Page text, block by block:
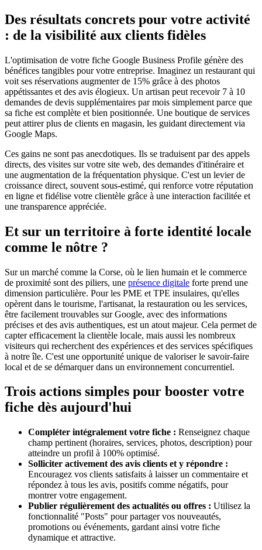
Des résultats concrets pour votre activité
: de la visibilité aux clients fidèles
L'optimisation de votre fiche Google Business Profile génère des
bénéfices tangibles pour votre entreprise. Imaginez un restaurant qui
voit ses réservations augmenter de 15% grâce à des photos
appétissantes et des avis élogieux. Un artisan peut recevoir 7 à 10
demandes de devis supplémentaires par mois simplement parce que
sa fiche est complète et bien positionnée. Une boutique de services
peut attirer plus de clients en magasin, les guidant directement via
Google Maps.
Ces gains ne sont pas anecdotiques. Ils se traduisent par des appels
directs, des visites sur votre site web, des demandes d'itinéraire et
une augmentation de la fréquentation physique. C'est un levier de
croissance direct, souvent sous-estimé, qui renforce votre réputation
en ligne et fidélise votre clientèle grâce à une interaction facilitée et
une transparence appréciée.
Et sur un territoire à forte identité locale
comme le nôtre ?
Sur un marché comme la Corse, où le lien humain et le commerce
de proximité sont des piliers, une présence digitale forte prend une
dimension particulière. Pour les PME et TPE insulaires, qu'elles
opèrent dans le tourisme, l'artisanat, la restauration ou les services,
être facilement trouvables sur Google, avec des informations
précises et des avis authentiques, est un atout majeur. Cela permet de
capter efficacement la clientèle locale, mais aussi les nombreux
visiteurs qui recherchent des expériences et des services spécifiques
à notre île. C'est une opportunité unique de valoriser le savoir-faire
local et de se démarquer dans un environnement concurrentiel.
Trois actions simples pour booster votre
fiche dès aujourd'hui
Compléter intégralement votre fiche : Renseignez chaque
champ pertinent (horaires, services, photos, description) pour
atteindre un profil à 100% optimisé.
Solliciter activement des avis clients et y répondre :
Encouragez vos clients satisfaits à laisser un commentaire et
répondez à tous les avis, positifs comme négatifs, pour
montrer votre engagement.
Publier régulièrement des actualités ou offres : Utilisez la
fonctionnalité "Posts" pour partager vos nouveautés,
promotions ou événements, gardant ainsi votre fiche
dynamique et attractive.